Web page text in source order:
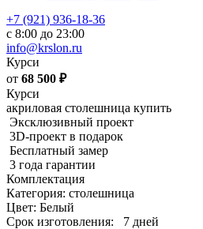
+7 (921) 936-18-36
с 8:00 до 23:00
info@krslon.ru
Курси
от 68 500 ₽
Курси
акриловая столешница купить
Эксклюзивный проект
3D-проект в подарок
Бесплатный замер
3 года гарантии
Комплектация
Категория: столешница
Цвет: Белый
Срок изготовления:
7 дней